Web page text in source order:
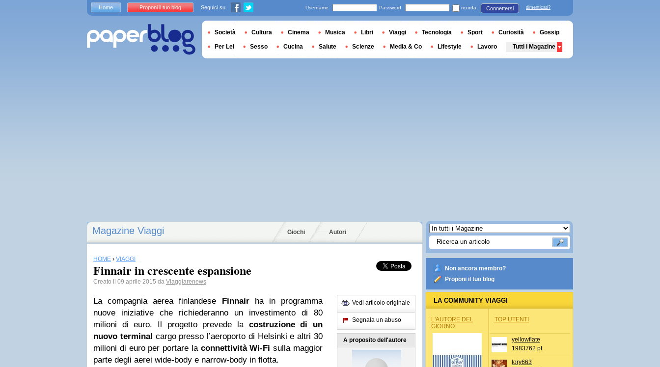
Magazine Viaggi Giochi Autori
HOME › VIAGGI
Finnair in crescente espansione
Creato il 09 aprile 2015 da Viaggiarenews
La compagnia aerea finlandese Finnairha in programma
nuove iniziative che richiederanno un investimento di 80
milioni di euro. Il progetto prevede la costruzione di un
nuovo terminal cargo presso l’aeroporto di Helsinki e altri 30
milioni di euro per portare la connettività Wi-Fi sulla maggior
parte degli aerei wide-body e narrow-body in flotta.
Vedi articolo originale
Segnala un abuso
A proposito dell'autore
Non ancora membro?
Proponi il tuo blog
LA COMMUNITY VIAGGI
L'AUTORE DEL
GIORNO
TOP UTENTI
yellowflate
1983762 pt
lory663
Home Proponi il tuo blog Seguici su Username Password ricorda Connettersi dimenticati?
Società Cultura Cinema Musica Libri Viaggi Tecnologia Sport Curiosità Gossip
Per Lei Sesso Cucina Salute Scienze Media & Co Lifestyle Lavoro Tutti i Magazine